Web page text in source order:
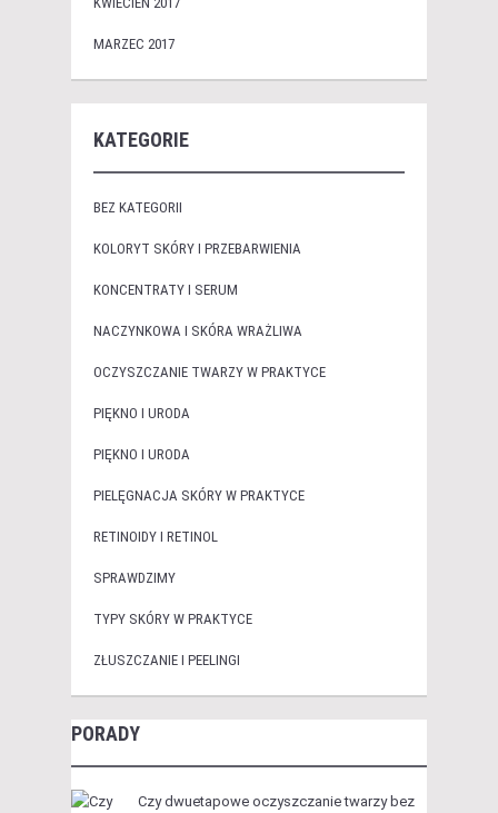
MARZEC 2017
KATEGORIE
BEZ KATEGORII
KOLORYT SKÓRY I PRZEBARWIENIA
KONCENTRATY I SERUM
NACZYNKOWA I SKÓRA WRAŻLIWA
OCZYSZCZANIE TWARZY W PRAKTYCE
PIĘKNO I URODA
PIĘKNO I URODA
PIELĘGNACJA SKÓRY W PRAKTYCE
RETINOIDY I RETINOL
SPRAWDZIMY
TYPY SKÓRY W PRAKTYCE
ZŁUSZCZANIE I PEELINGI
PORADY
Czy dwuetapowe oczyszczanie twarzy bez